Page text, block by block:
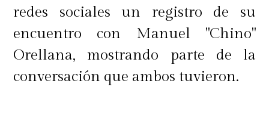
redes sociales un registro de su
encuentro con Manuel "Chino"
Orellana, mostrando parte de la
conversación que ambos tuvieron.